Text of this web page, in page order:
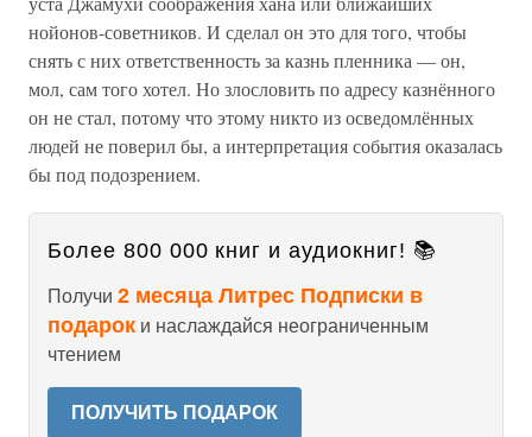
нойонов-советников. И сделал он это для того, чтобы
снять с них ответственность за казнь пленника — он,
мол, сам того хотел. Но злословить по адресу казнённого
он не стал, потому что этому никто из осведомлённых
людей не поверил бы, а интерпретация события оказалась
бы под подозрением.
Более 800 000 книг и аудиокниг! 📚
Получи 2 месяца Литрес Подписки в
подарок и наслаждайся неограниченным
чтением
ПОЛУЧИТЬ ПОДАРОК